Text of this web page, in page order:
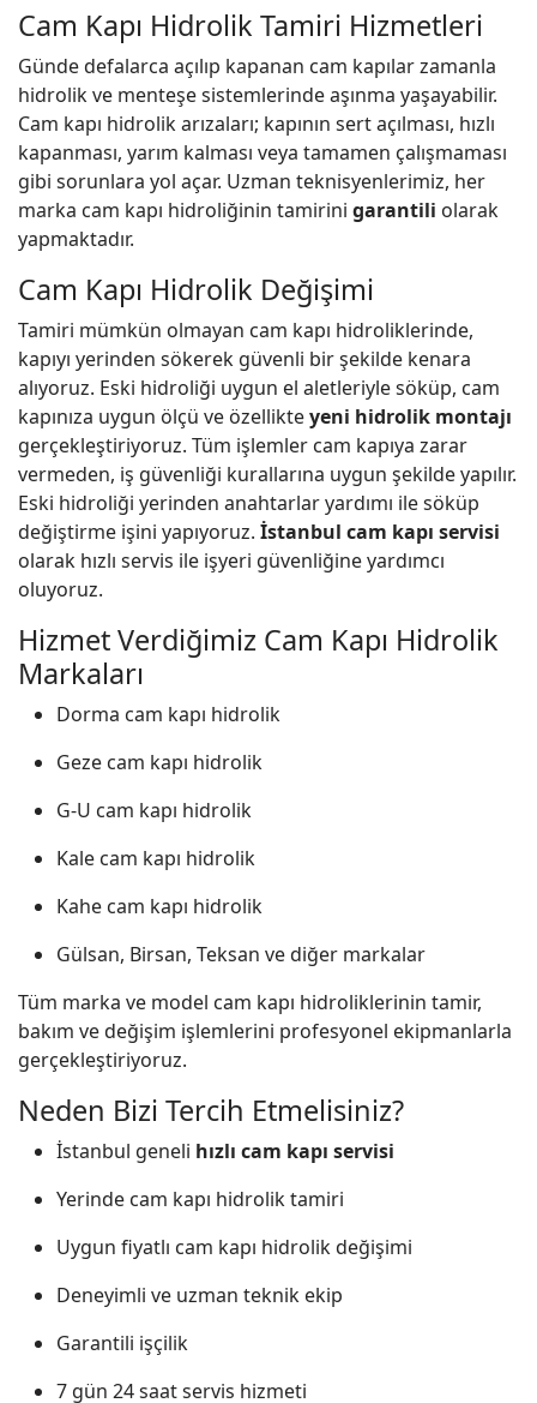
Cam Kapı Hidrolik Tamiri Hizmetleri
Günde defalarca açılıp kapanan cam kapılar zamanla
hidrolik ve menteşe sistemlerinde aşınma yaşayabilir.
Cam kapı hidrolik arızaları; kapının sert açılması, hızlı
kapanması, yarım kalması veya tamamen çalışmaması
gibi sorunlara yol açar. Uzman teknisyenlerimiz, her
marka cam kapı hidroliğinin tamirini garantili olarak
yapmaktadır.
Cam Kapı Hidrolik Değişimi
Tamiri mümkün olmayan cam kapı hidroliklerinde,
kapıyı yerinden sökerek güvenli bir şekilde kenara
alıyoruz. Eski hidroliği uygun el aletleriyle söküp, cam
kapınıza uygun ölçü ve özellikteyeni hidrolik montajı
gerçekleştiriyoruz. Tüm işlemler cam kapıya zarar
vermeden, iş güvenliği kurallarına uygun şekilde yapılır.
Eski hidroliği yerinden anahtarlar yardımı ile söküp
değiştirme işini yapıyoruz. İstanbul cam kapı servisi
olarak hızlı servis ile işyeri güvenliğine yardımcı
oluyoruz.
Hizmet Verdiğimiz Cam Kapı Hidrolik
Markaları
Dorma cam kapı hidrolik
Geze cam kapı hidrolik
G-U cam kapı hidrolik
Kale cam kapı hidrolik
Kahe cam kapı hidrolik
Gülsan, Birsan, Teksan ve diğer markalar
Tüm marka ve model cam kapı hidroliklerinin tamir,
bakım ve değişim işlemlerini profesyonel ekipmanlarla
gerçekleştiriyoruz.
Neden Bizi Tercih Etmelisiniz?
İstanbul geneli hızlı cam kapı servisi
Yerinde cam kapı hidrolik tamiri
Uygun fiyatlı cam kapı hidrolik değişimi
Deneyimli ve uzman teknik ekip
Garantili işçilik
7 gün 24 saat servis hizmeti